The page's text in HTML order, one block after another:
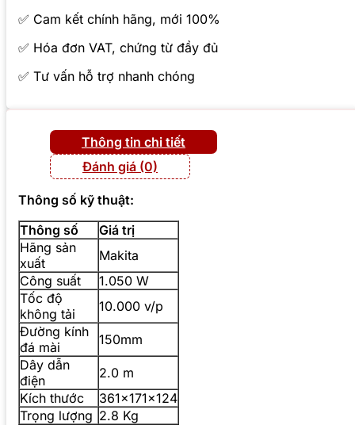
✅ Cam kết chính hãng, mới 100%
✅ Hóa đơn VAT, chứng từ đầy đủ
✅ Tư vấn hỗ trợ nhanh chóng
Thông tin chi tiết
Đánh giá (0)
Thông số kỹ thuật:
Thông số
Giá trị
Hãng sản
xuất
Makita
Công suất
1.050 W
Tốc độ
không tải
10.000 v/p
Đường kính
đá mài
150mm
Dây dẫn
điện
2.0 m
Kích thước
361x171x124
Trọng lượng 2.8 Kg